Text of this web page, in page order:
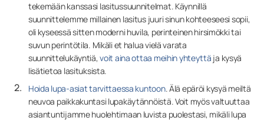
tekemään kanssasi lasitussuunnitelmat. Käynnillä
suunnittelemme millainen lasitus juuri sinun kohteeseesi sopii,
oli kyseessä sitten moderni huvila, perinteinen hirsimökki tai
suvun perintötila. Mikäli et halua vielä varata
suunnittelukäyntiä,voit aina ottaa meihin yhteyttä ja kysyä
lisätietoa lasituksista.
Hoida lupa-asiat tarvittaessa kuntoon. Älä epäröi kysyä meiltä
neuvoa paikkakuntasi lupakäytännöistä. Voit myös valtuuttaa
asiantuntijamme huolehtimaan luvista puolestasi, mikäli lupa